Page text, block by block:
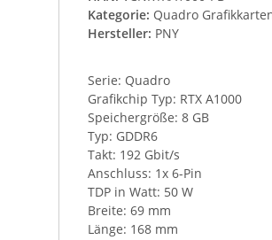
Kategorie: Quadro
Hersteller: PNY
Serie: Quadro
Grafikchip Typ: RTX A1000
Speichergröße: 8 GB
Typ: GDDR6
Takt: 192 Gbit/s
Anschluss: 1x 6-Pin
TDP in Watt: 50 W
Breite: 69 mm
Länge: 168 mm